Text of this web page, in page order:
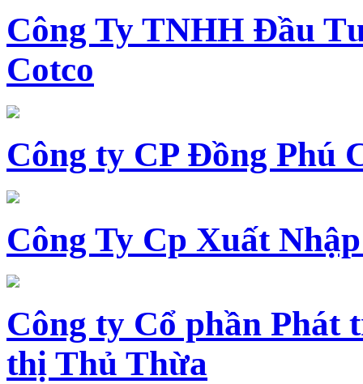
Công Ty TNHH Đầu
Cotco
Công ty CP Đồng Phú
Công Ty Cp Xuất
Công ty Cổ phần Phát
thị Thủ Thừa